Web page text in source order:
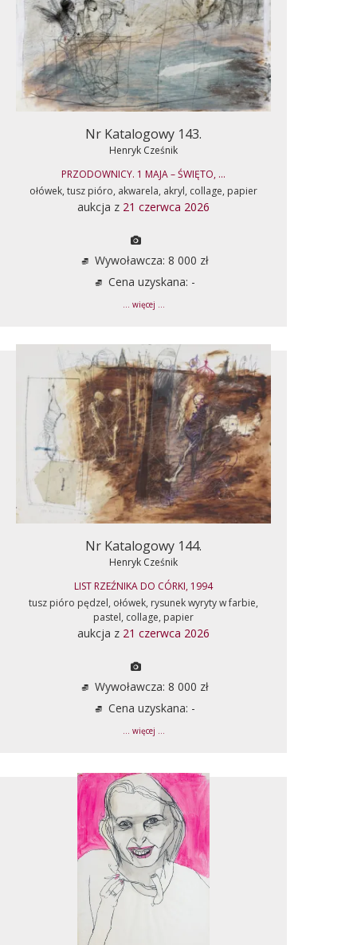
Nr Katalogowy 143.
Henryk Cześnik
PRZODOWNICY. 1 MAJA – ŚWIĘTO, ...
ołówek, tusz pióro, akwarela, akryl, collage, papier
aukcja z 21 czerwca 2026
Wywoławcza: 8 000 zł
Cena uzyskana: -
... więcej ...
Nr Katalogowy 144.
Henryk Cześnik
LIST RZEŹNIKA DO CÓRKI, 1994
tusz pióro pędzel, ołówek, rysunek wyryty w farbie,
pastel, collage, papier
aukcja z 21 czerwca 2026
Wywoławcza: 8 000 zł
Cena uzyskana: -
... więcej ...